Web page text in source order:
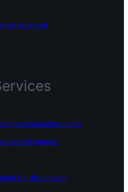
dresden.de
für die Umwelt